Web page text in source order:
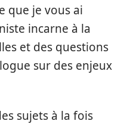
que je vous ai
incarne à la
et des questions
sur des enjeux
sujets à la fois